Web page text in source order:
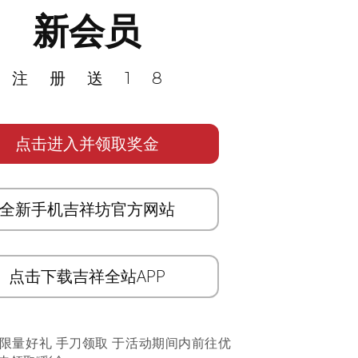
新会员
注册送18
点击进入并领取奖金
新手机吉祥坊官方网站
点击下载吉祥全站APP
量好礼 手刀领取 于活动期间内前往优